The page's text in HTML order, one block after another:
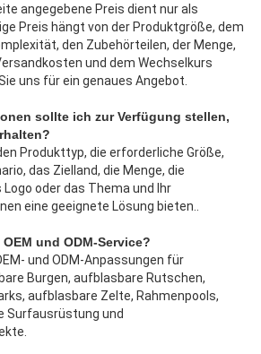
angegebene Preis dient nur als
Preis hängt von der Produktgröße, dem
den Zubehörteilen, der Menge,
und dem Wechselkurs
uns für ein genaues Angebot.
sollte ich zur Verfügung stellen,
Produkttyp, die erforderliche Größe,
das Zielland, die Menge, die
oder das Thema und Ihr
eine geeignete Lösung bieten..
und ODM-Service?
und ODM-Anpassungen für
Burgen, aufblasbare Rutschen,
aufblasbare Zelte, Rahmenpools,
Surfausrüstung und